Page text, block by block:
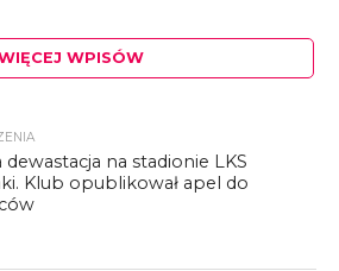
WPISÓW
dewastacja na stadionie LKS
Klub opublikował apel do